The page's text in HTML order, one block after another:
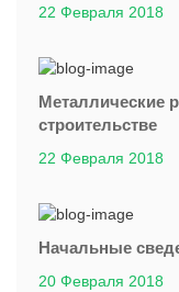
22 Февраля 2018
Металлические
строительстве
22 Февраля 2018
Начальные
20 Февраля 2018